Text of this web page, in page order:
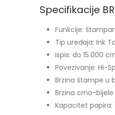
Specifikacije
Funkcije:
Tip uređaja: Ink
Ispis: do 15.000
Povezivanje: Hi-
Brzina štampe u
Brzina crno-
Kapacitet papira: